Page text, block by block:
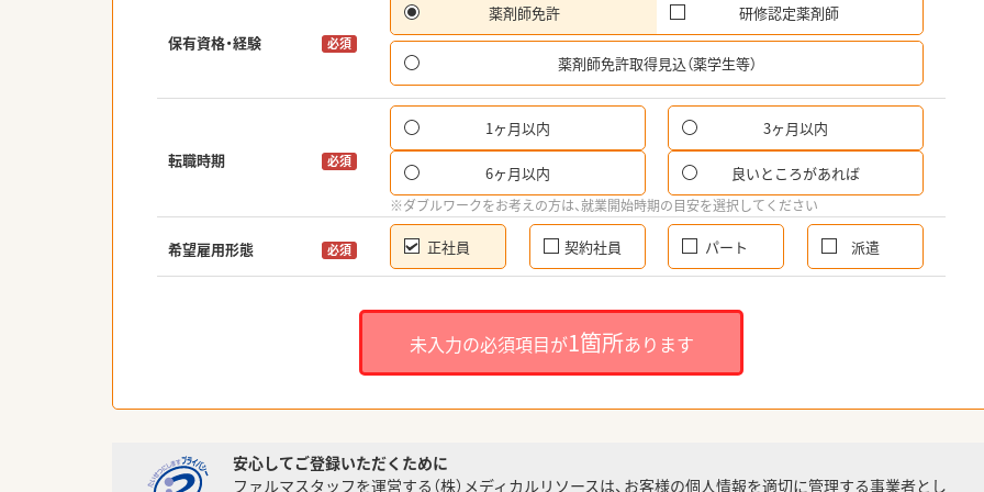
保有資格・経験 必須
薬剤師免許 研修認定薬剤師
薬剤師免許取得見込（薬学生等）
転職時期 必須
1ヶ月以内 3ヶ月以内
6ヶ月以内 良いところがあれば
※ダブルワークをお考えの方は、就業開始時期の目安を選択してください
希望雇用形態 必須 正社員 契約社員 パート 派遣
未入力の必須項目が1箇所あります
安心してご登録いただくために
ファルマスタッフを運営する（株）メディカルリソースは、お客様の個人情報を適切に管理する事業者とし